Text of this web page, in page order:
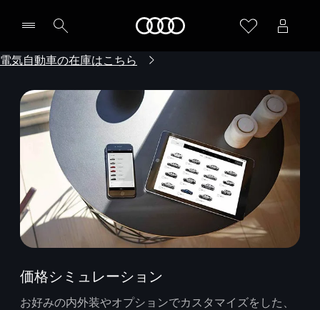
電気自動車の在庫はこちら
価格シミュレーション
お好みの内外装やオプションでカスタマイズをした、